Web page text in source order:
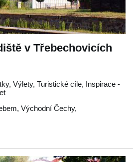
v Třebechovicích
Výlety, Turistické cíle, Inspirace -
, Východní Čechy,